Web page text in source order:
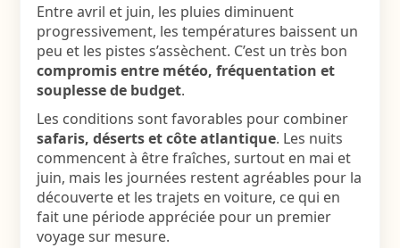
Entre avril et juin, les pluies diminuent
progressivement, les températures baissent un
peu et les pistes s’assèchent. C’est un très bon
compromis entre météo, fréquentation et
souplesse de budget.
Les conditions sont favorables pour combiner
safaris, déserts et côte atlantique. Les nuits
commencent à être fraîches, surtout en mai et
juin, mais les journées restent agréables pour la
découverte et les trajets en voiture, ce qui en
fait une période appréciée pour un premier
voyage sur mesure.